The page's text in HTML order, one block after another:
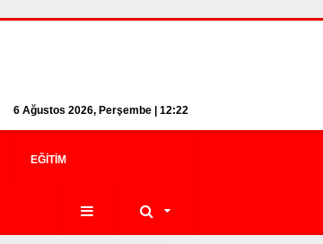
6 Ağustos 2026, Perşembe | 12:22
EĞITIM